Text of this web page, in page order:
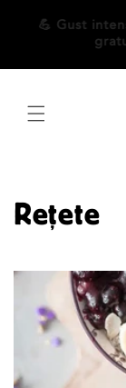
conținut
💪 Gust
Rețete